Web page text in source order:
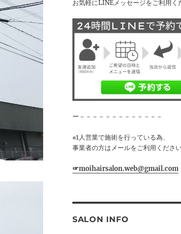
お気軽にLINEメッセージをご利用く
ー－－－－－－－－－－－－－
※1人営業で施術を行っている為、
事業者の方はメールをご利用くださ
☞moihairsalon.web@gmail.com
SALON INFO